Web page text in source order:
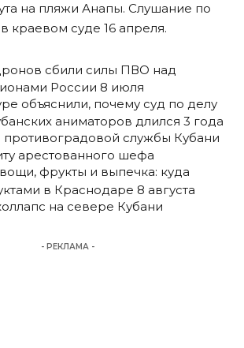
на пляжи Анапы. Слушание по
краевом суде 16 апреля.
сбили силы ПВО над
России 8 июля
объяснили, почему суд по делу
аниматоров длился 3 года
противоградовой службы Кубани
арестованного шефа
фрукты и выпечка: куда
в Краснодаре 8 августа
на севере Кубани
- РЕКЛАМА -